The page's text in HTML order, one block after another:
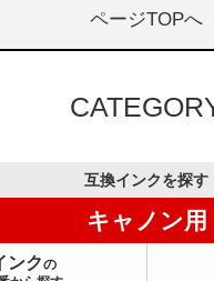
ページTOPへ